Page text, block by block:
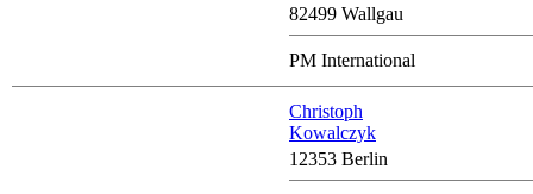
82499 Wallgau
PM International
Christoph
Kowalczyk
12353 Berlin